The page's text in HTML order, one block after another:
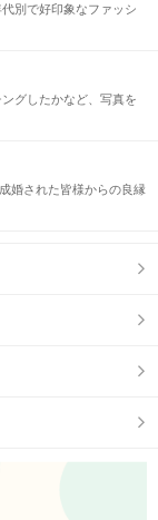
別で好印象なファッシ
グしたかなど、写真を
婚された皆様からの良縁